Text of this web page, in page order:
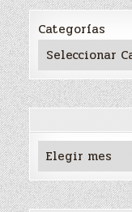
Categorías
Archivos